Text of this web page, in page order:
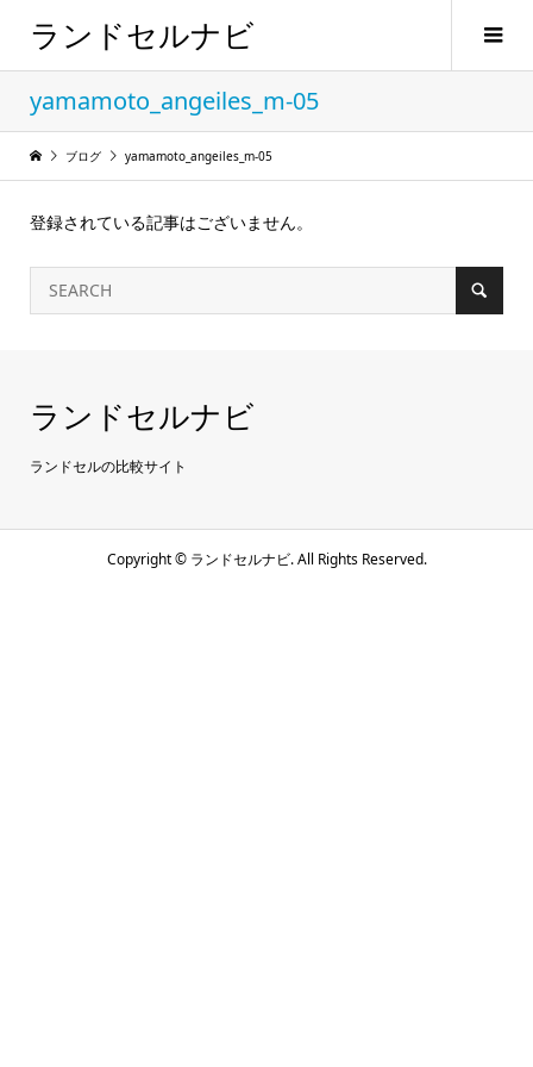
ランドセルナビ
yamamoto_angeiles_m-05
ブログ yamamoto_angeiles_m-05
登録されている記事はございません。
ランドセルナビ
ランドセルの比較サイト
Copyright ©ランドセルナビ. All Rights Reserved.